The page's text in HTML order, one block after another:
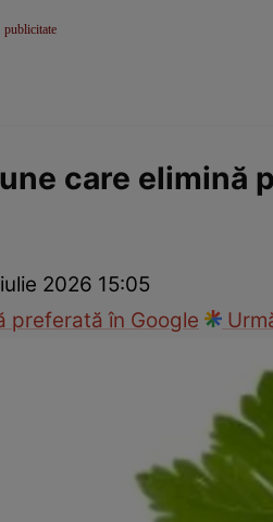
care elimină
2026 15:05
preferată în Google